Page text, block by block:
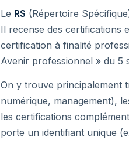
Le RS (Répertoire
Il recense des certifications
certification à finalité
Avenir professionnel » du 5
On y trouve principalement
numérique, management),
les certifications
porte un identifiant unique